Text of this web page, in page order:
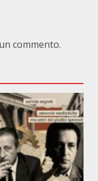
commento.